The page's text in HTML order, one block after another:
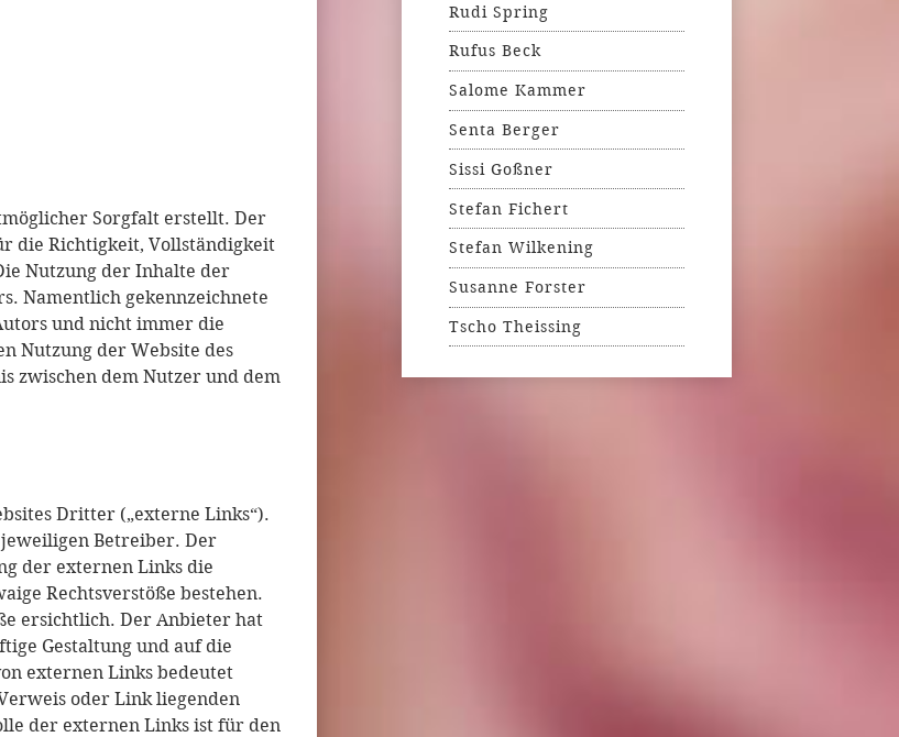
Sorgfalt erstellt. Der
die Richtigkeit, Vollständigkeit
Nutzung der Inhalte der
Namentlich gekennzeichnete
und nicht immer die
Nutzung der Website des
zwischen dem Nutzer und dem
Dritter („externe Links“).
Betreiber. Der
der externen Links die
Rechtsverstöße bestehen.
ersichtlich. Der Anbieter hat
Gestaltung und auf die
externen Links bedeutet
oder Link liegenden
der externen Links ist für den
Rudi Spring
Rufus Beck
Salome Kammer
Senta Berger
Sissi Goßner
Stefan Fichert
Stefan Wilkening
Susanne Forster
Tscho Theissing